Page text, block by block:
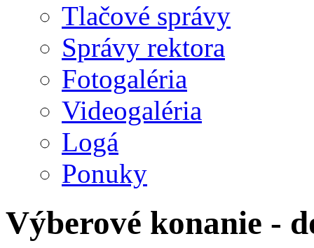
Tlačové správy
Správy rektora
Fotogaléria
Videogaléria
Logá
Ponuky
Výberové konanie -